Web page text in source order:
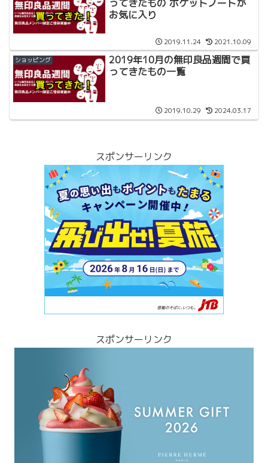
ってきたもの ポケットノートが
お気に入り
2019.11.24 2021.10.09
ショッピング
2019年10月の無印良品週間で買
ってきたもの一覧
2019.10.29 2024.03.17
スポンサーリンク
スポンサーリンク